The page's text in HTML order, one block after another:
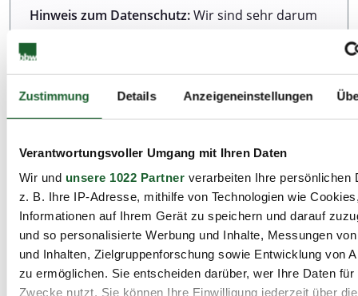
Zustimmung Details Anzeigeneinstellungen
Verantwortungsvoller Umgang mit Ihren Daten
Wir und unsere 1022 Partnerverarbeiten Ihre persönlichen
z. B. Ihre IP-Adresse, mithilfe von Technologien wie
Informationen auf Ihrem Gerät zu speichern und darauf
und so personalisierte Werbung und Inhalte, Messungen
und Inhalten, Zielgruppenforschung sowie Entwicklung von
zu ermöglichen. Sie entscheiden darüber, wer Ihre Daten für
Zwecke nutzt. Sie können Ihre Einwilligung jederzeit über
Hinweis zum Datenschutz:Wir sind sehr darum
unserer Webseite einen ausgezeichneten Service
zu bieten. Dazu gehört auch der Schutz Ihrer
Daten. Weitere Informationen zur Erhebung und
Verarbeitung personenbezogener Daten können
Ich habe die Datenschutzbestimmungen zur
Kenntnis genommen.*